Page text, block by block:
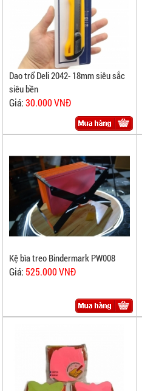
Dao trổ Deli 2042- 18mm siêu sắc
siêu bền
Giá:30.000 VNĐ
Kệ bìa treo Bindermark PW008
Giá: 525.000 VNĐ